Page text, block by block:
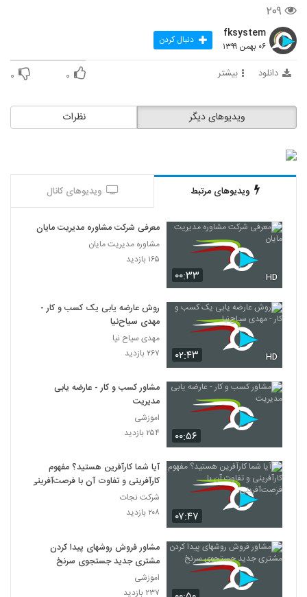
۲۰۹
fksystem
۰۶ بهمن ۱۳۹۹ دنبال کردن
دانلود بیشتر ۰ ۰
نظرات ویدیوهای دیگر
ویدیوهای مرتبط ویدیوهای کانال
۰۰:۳۳ HD
معرفی شرکت مشاوره مدیریت مایان
مشاوره مدیریت مایان
۱۶۵ بازدید
۰۲:۴۳ HD
روش عارضه یابی یک کسب و کار -
مهدی سیاح‌نیا
مهدی سیاح نیا
۲۶۷ بازدید
۰۰:۵۶
مشاور کسب و کار - عارضه یابی
مدیریت
اموزشی
۲۵۴ بازدید
۰۷:۴۷
آیا شما کارآفرین هستید؟ مفهوم
کارآفرینی و تفاوت آن با فرصت‌آفرینی
شرکت نجات
۲۰۸ بازدید
مشاور فروش روشهای پیدا کردن
مشتری جدید جستجوی سرنخ
اموزشی
۲۳۷ بازدید